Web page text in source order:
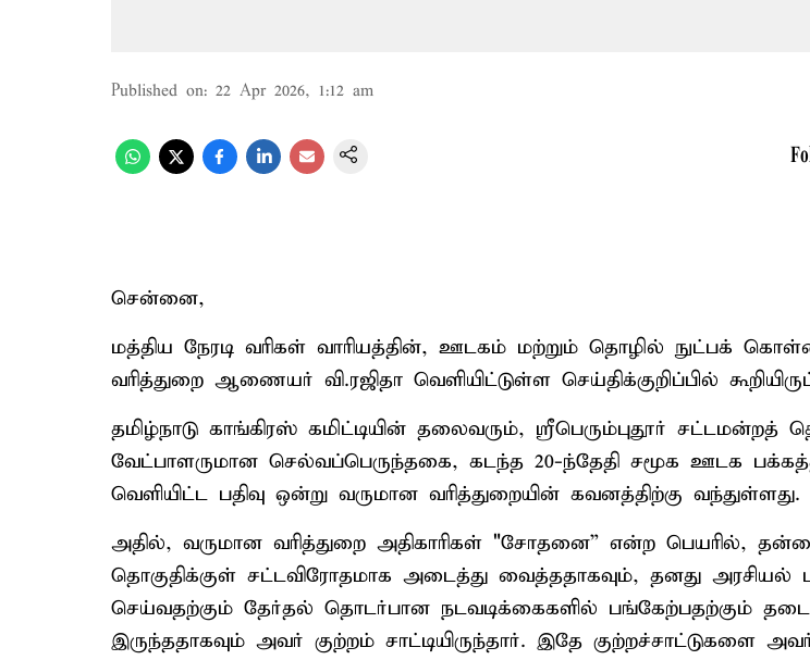
Published on: 22 Apr 2026, 1:12 am
சென்னை,
மத்திய நேரடி வரிகள் வாரியத்தின், ஊடகம் மற்றும் தொழில் நுட்பக்
வரித்துறை ஆணையர் வி.ரஜிதா வெளியிட்டுள்ள செய்திக்குறிப்பில்
தமிழ்நாடு காங்கிரஸ் கமிட்டியின் தலைவரும், ஸ்ரீபெரும்புதூர் சட்டமன்றத்
வேட்பாளருமான செல்வப்பெருந்தகை, கடந்த 20-ந்தேதி சமூக ஊடக
வெளியிட்ட பதிவு ஒன்று வருமான வரித்துறையின் கவனத்திற்கு வந்துள்ளது.
அதில், வருமான வரித்துறை அதிகாரிகள் "சோதனை” என்ற பெயரில்,
தொகுதிக்குள் சட்டவிரோதமாக அடைத்து வைத்ததாகவும், தனது
செய்வதற்கும் தேர்தல் தொடர்பான நடவடிக்கைகளில் பங்கேற்பதற்கும்
இருந்ததாகவும் அவர் குற்றம் சாட்டியிருந்தார். இதே குற்றச்சாட்டுகளை